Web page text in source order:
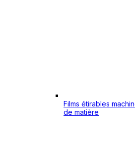
Films étirables
de matière